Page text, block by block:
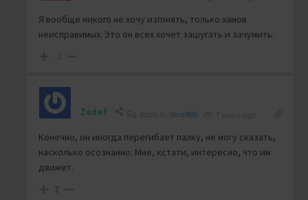
Я вообще никого не хочу изгонять, только хамов
неисправимых. Это он всех хочет зашугать и зачумить.
-2
Zedef Viva888
Конечно, он иногда перегибает палку, не могу сказать,
насколько осознанно. Мне, кстати, интересно, что им
движет.
2